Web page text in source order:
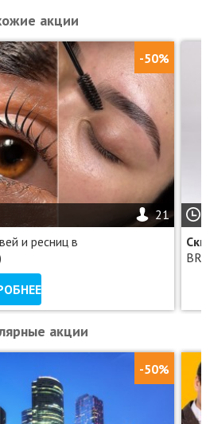
акции
-50%
21
и ресниц в
акции
-50%